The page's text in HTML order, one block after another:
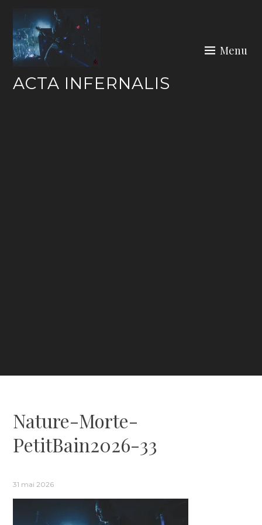
content
ACTA INFERNALIS
Menu
Nature-Morte-
PetitBain2026-33
31 mai 2026